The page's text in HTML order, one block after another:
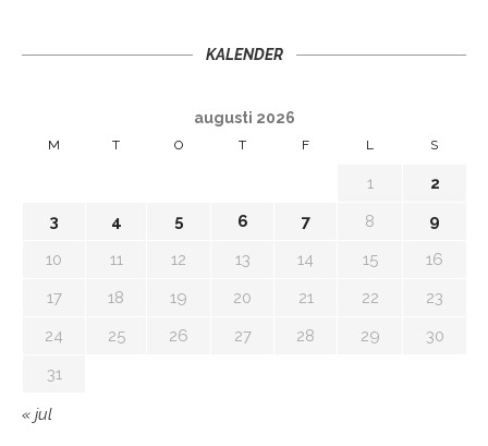
KALENDER
augusti 2026
M T O T F L S
1
2
3
4 5 6 7 8
9
10
11 12 13 14 15
16
17
18 19 20 21 22
23
24
25 26 27 28 29
30
31
« jul